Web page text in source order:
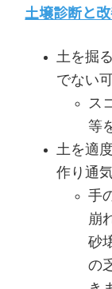
土壌診断と
土を掘
でない
ス
等
土を適
作り通
手
崩
砂
の